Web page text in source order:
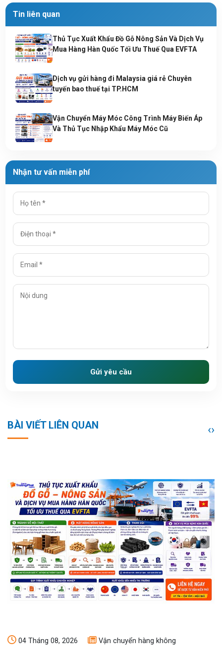
Tin liên quan
Thủ Tục Xuất Khẩu Đồ Gỗ Nông Sản Và Dịch Vụ
Mua Hàng Hàn Quốc Tối Ưu Thuế Qua EVFTA
Dịch vụ gửi hàng đi Malaysia giá rẻ Chuyên
tuyến bao thuế tại TP.HCM
Vận Chuyển Máy Móc Công Trình Máy Biến Áp
Và Thủ Tục Nhập Khẩu Máy Móc Cũ
Nhận tư vấn miễn phí
Gửi yêu cầu
BÀI VIẾT LIÊN QUAN
04 Tháng 08, 2026 Vận chuyển hàng không
‹›